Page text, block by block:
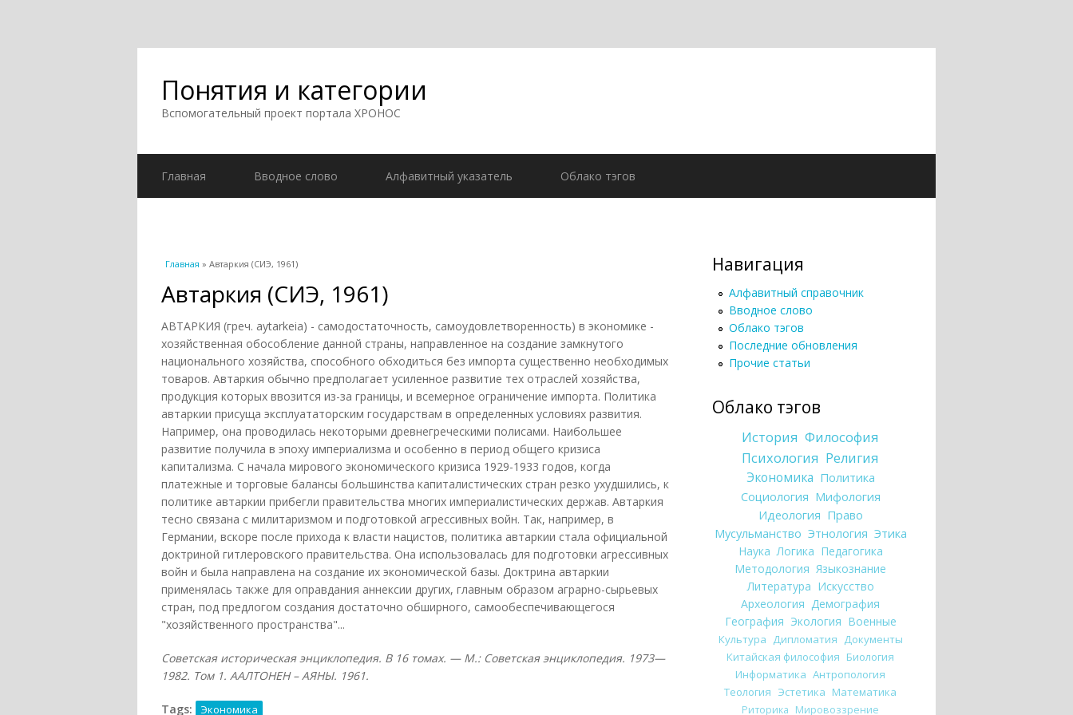
Понятия и категории
Вспомогательный проект портала ХРОНОС
Главная Вводное слово Алфавитный указатель Облако тэгов
Вы здесь
Главная » Автаркия (СИЭ, 1961)
Автаркия (СИЭ, 1961)
АВТАРКИЯ (греч. aytarkeia) - самодостаточность, самоудовлетворенность) в экономике -
хозяйственная обособление данной страны, направленное на создание замкнутого
национального хозяйства, способного обходиться без импорта существенно необходимых
товаров. Автаркия обычно предполагает усиленное развитие тех отраслей хозяйства,
продукция которых ввозится из-за границы, и всемерное ограничение импорта. Политика
автаркии присуща эксплуататорским государствам в определенных условиях развития.
Например, она проводилась некоторыми древнегреческими полисами. Наибольшее
развитие получила в эпоху империализма и особенно в период общего кризиса
капитализма. С начала мирового экономического кризиса 1929-1933 годов, когда
платежные и торговые балансы большинства капиталистических стран резко ухудшились, к
политике автаркии прибегли правительства многих империалистических держав. Автаркия
тесно связана с милитаризмом и подготовкой агрессивных войн. Так, например, в
Германии, вскоре после прихода к власти нацистов, политика автаркии стала официальной
доктриной гитлеровского правительства. Она использовалась для подготовки агрессивных
войн и была направлена на создание их экономической базы. Доктрина автаркии
применялась также для оправдания аннексии других, главным образом аграрно-сырьевых
стран, под предлогом создания достаточно обширного, самообеспечивающегося
"хозяйственного пространства"...
Советская историческая энциклопедия. В 16 томах. — М.: Советская энциклопедия. 1973—
1982. Том 1. ААЛТОНЕН – АЯНЫ. 1961.
Tags: Экономика
Навигация
Алфавитный справочник
Вводное слово
Облако тэгов
Последние обновления
Прочие статьи
Облако тэгов
История Философия
Психология Религия
Экономика Политика
Социология Мифология
Идеология Право
Мусульманство Этнология Этика
Наука Логика Педагогика
Методология Языкознание
Литература Искусство
Археология Демография
География Экология Военные
Культура Дипломатия Документы
Китайская философия Биология
Информатика Антропология
Теология Эстетика Математика
Риторика Мировоззрение